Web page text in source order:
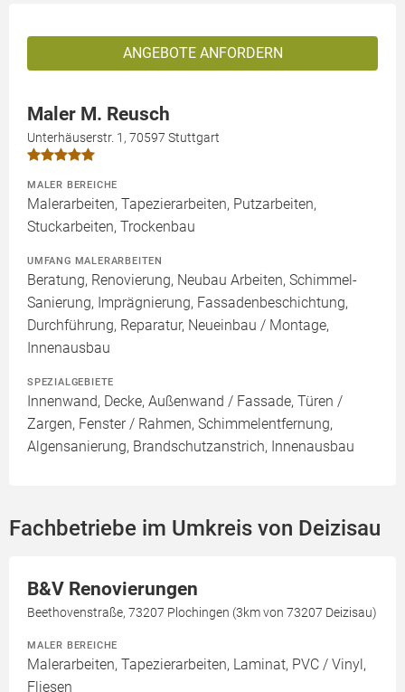
ANGEBOTE ANFORDERN
Maler M. Reusch
Unterhäuserstr. 1, 70597 Stuttgart
MALER BEREICHE
Malerarbeiten, Tapezierarbeiten, Putzarbeiten,
Stuckarbeiten, Trockenbau
UMFANG MALERARBEITEN
Beratung, Renovierung, Neubau Arbeiten, Schimmel-
Sanierung, Imprägnierung, Fassadenbeschichtung,
Durchführung, Reparatur, Neueinbau / Montage,
Innenausbau
SPEZIALGEBIETE
Innenwand, Decke, Außenwand / Fassade, Türen /
Zargen, Fenster / Rahmen, Schimmelentfernung,
Algensanierung, Brandschutzanstrich, Innenausbau
Fachbetriebe im Umkreis von Deizisau
B&V Renovierungen
Beethovenstraße, 73207 Plochingen (3km von 73207 Deizisau)
MALER BEREICHE
Malerarbeiten, Tapezierarbeiten, Laminat, PVC / Vinyl,
Fliesen